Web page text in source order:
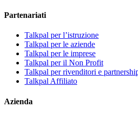
Partenariati
Talkpal per l’istruzione
Talkpal per le aziende
Talkpal per le imprese
Talkpal per il Non Profit
Talkpal per rivenditori e
Talkpal Affiliato
Azienda